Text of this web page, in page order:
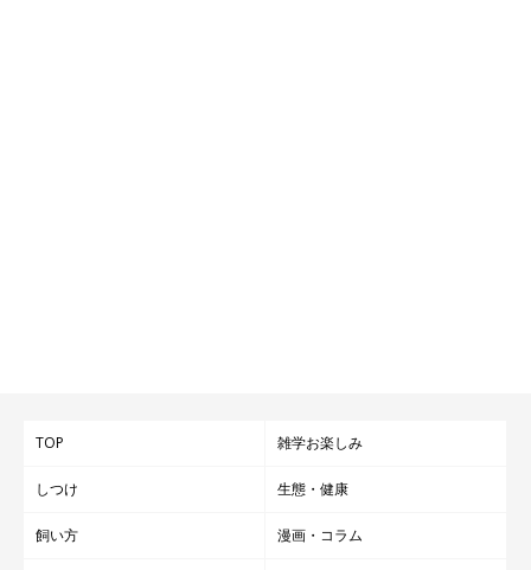
TOP 雑学お楽しみ
しつけ 生態・健康
飼い方 漫画・コラム